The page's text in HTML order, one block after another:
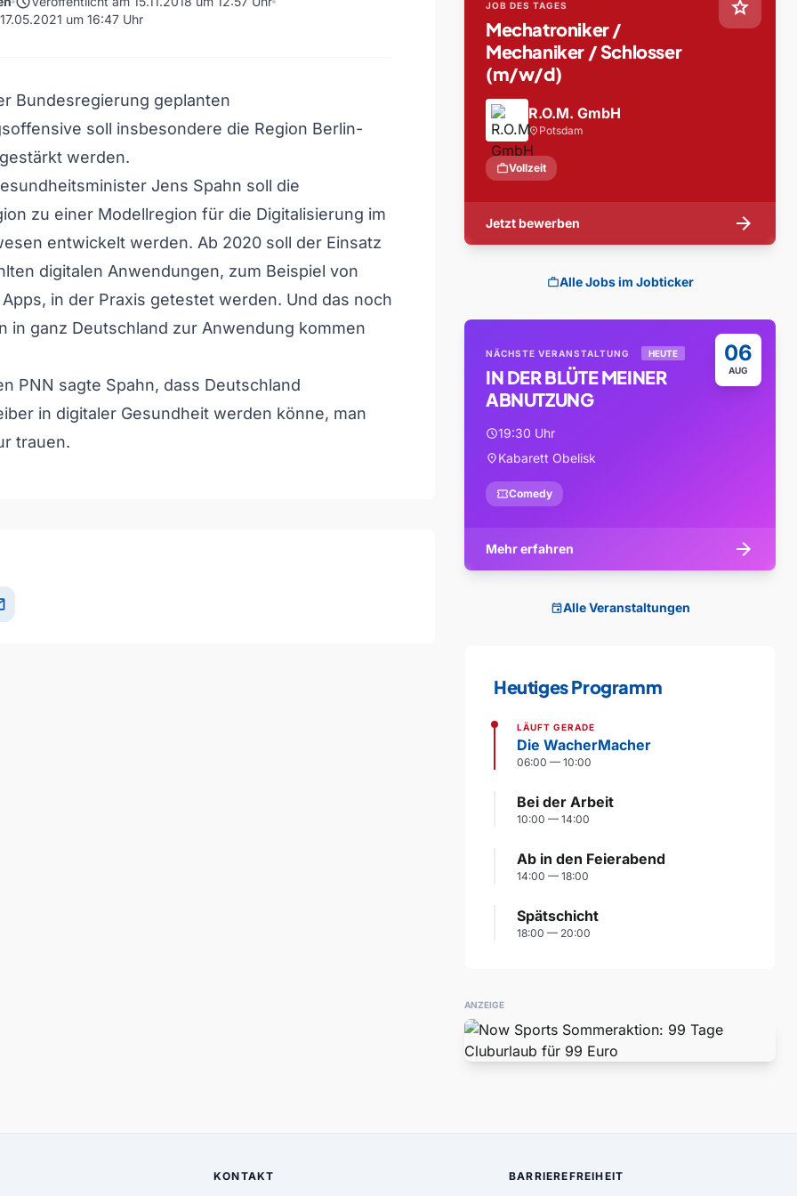
um 16:47 Uhr
Bundesregierung geplanten
soll insbesondere die Region Berlin-
werden.
Jens Spahn soll die
zu einer Modellregion für die Digitalisierung im
entwickelt werden. Ab 2020 soll der Einsatz
digitalen Anwendungen, zum Beispiel von
in der Praxis getestet werden. Und das noch
in ganz Deutschland zur Anwendung kommen
PNN sagte Spahn, dass Deutschland
in digitaler Gesundheit werden könne, man
trauen.
star
JOB DES TAGES
Mechatroniker /
Mechaniker / Schlosser
(m/w/d)
R.O.M. GmbH
location_on Potsdam
workVollzeit
Jetzt bewerben arrow_forward
workAlle Jobs im Jobticker
06
AUG
NÄCHSTE VERANSTALTUNG HEUTE
IN DER BLÜTE MEINER
ABNUTZUNG
schedule19:30 Uhr
location_onKabarett Obelisk
confirmation_numberComedy
Mehr erfahren arrow_forward
eventAlle Veranstaltungen
Heutiges Programm
LÄUFT GERADE
Die WacherMacher
06:00 — 10:00
Bei der Arbeit
10:00 — 14:00
Ab in den Feierabend
14:00 — 18:00
Spätschicht
18:00 — 20:00
ANZEIGE
KONTAKT BARRIEREFREIHEIT